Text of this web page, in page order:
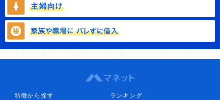
特徴から探す
ランキング